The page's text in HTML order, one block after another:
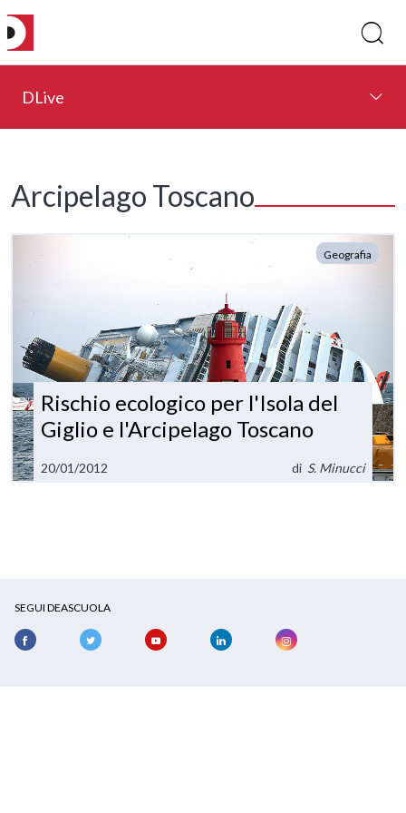
DLive
Arcipelago Toscano
Geografia
Rischio ecologico per l'Isola del
Giglio e l'Arcipelago Toscano
20/01/2012 di S. Minucci
SEGUI DEASCUOLA